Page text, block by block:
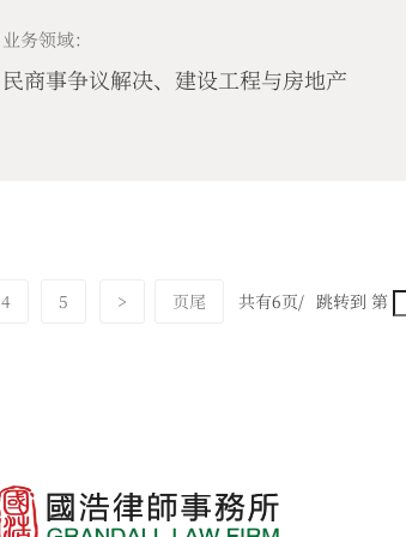
业务领域：
民商事争议解决、建设工程与房地产
4 5 > 页尾 共有6页/ 跳转到 第